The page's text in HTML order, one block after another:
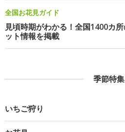
全国お花見ガイド
見頃時期がわかる！全国1400カ
ット情報を掲載
季節特集
いちご狩り